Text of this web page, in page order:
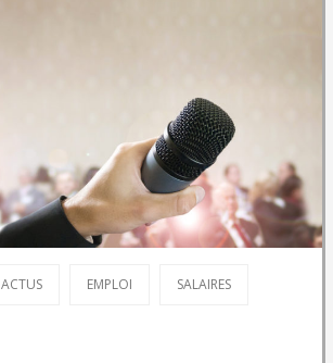
ACTUS EMPLOI SALAIRES